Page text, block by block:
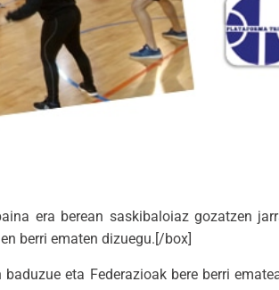
era berean saskibaloiaz gozatzen
berri ematen dizuegu.[/box]
eta Federazioak bere berri